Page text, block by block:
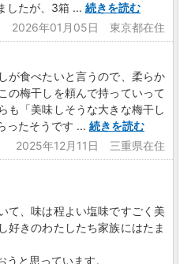
したが、3箱 ... 続きを読む
2026年01月05日 東京都在住
が食べたいと言うので、柔らか
の梅干しを頼んで持っていって
も「美味しそうな大きな梅干し
ったそうです ... 続きを読む
2025年12月11日 三重県在住
て、味は程よい塩味ですごく美
好きのわたしたち家族にはたま
と思っています。